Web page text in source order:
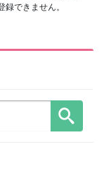
できません。